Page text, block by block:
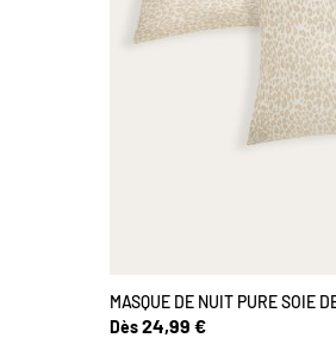
MASQUE DE NUIT PURE SOIE
Dès24,99 €